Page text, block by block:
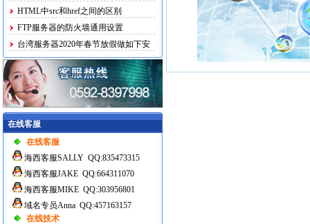
HTML中src和href之间的区别
FTP服务器的防火墙通用设置
台湾服务器2020年春节放假做如下安
排
在线客服
在线客服
海西客服SALLY QQ:835473315
海西客服JAKE QQ:664311070
海西客服MIKE QQ:303956801
域名专员Anna QQ:457163157
在线技术